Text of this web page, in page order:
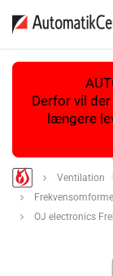
Derfor vil
længere
Ventilation
OJ electronics